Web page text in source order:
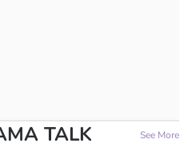
TALK See More